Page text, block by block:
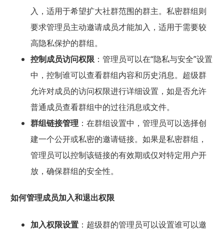
入，适用于希望扩大社群范围的群主。私密群组则
要求管理员主动邀请成员才能加入，适用于需要较
高隐私保护的群组。
控制成员访问权限：管理员可以在“隐私与安全”设置
中，控制谁可以查看群组内容和历史消息。超级群
允许对成员的访问权限进行详细设置，如是否允许
普通成员查看群组中的过往消息或文件。
群组链接管理 ：在群组设置中，管理员可以选择创
建一个公开或私密的邀请链接。如果是私密群组，
管理员可以控制该链接的有效期或仅对特定用户开
放，确保群组的安全性。
如何管理成员加入和退出权限
加入权限设置：超级群的管理员可以设置谁可以邀